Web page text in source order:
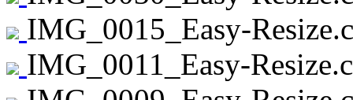
IMG_0015_Easy-
IMG_0011_Easy-